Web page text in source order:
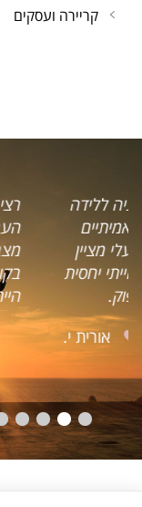
קריירה ועסקים
רצינו להביע את
העבודה
מצבנו הכלכלי
בקושי חסכונות
הייתה